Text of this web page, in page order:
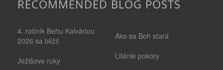
RECOMMENDED BLOG POSTS
4. ročník Behu Kalváriou
2026 sa blíži!
Ježišove ruky
Ako sa Boh stará
Litánie pokory